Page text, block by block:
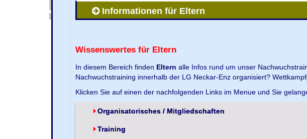
Informationen für Eltern
Wissenswertes für Eltern
In diesem Bereich finden Eltern alle Infos rund um unser
Nachwuchstraining innerhalb der LG Neckar-Enz organisiert?
Klicken Sie auf einen der nachfolgenden Links im Menue und Sie
Organisatorisches / Mitgliedschaften
Training